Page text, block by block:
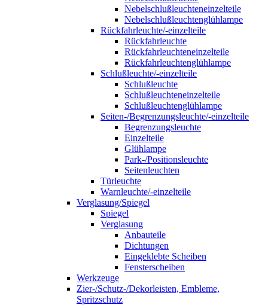
Nebelschlußleuchteneinzelteile
Nebelschlußleuchtenglühlampe
Rückfahrleuchte/-einzelteile
Rückfahrleuchte
Rückfahrleuchteneinzelteile
Rückfahrleuchtenglühlampe
Schlußleuchte/-einzelteile
Schlußleuchte
Schlußleuchteneinzelteile
Schlußleuchtenglühlampe
Seiten-/Begrenzungsleuchte/-einzelteile
Begrenzungsleuchte
Einzelteile
Glühlampe
Park-/Positionsleuchte
Seitenleuchten
Türleuchte
Warnleuchte/-einzelteile
Verglasung/Spiegel
Spiegel
Verglasung
Anbauteile
Dichtungen
Eingeklebte Scheiben
Fensterscheiben
Werkzeuge
Zier-/Schutz-/Dekorleisten, Embleme,
Spritzschutz